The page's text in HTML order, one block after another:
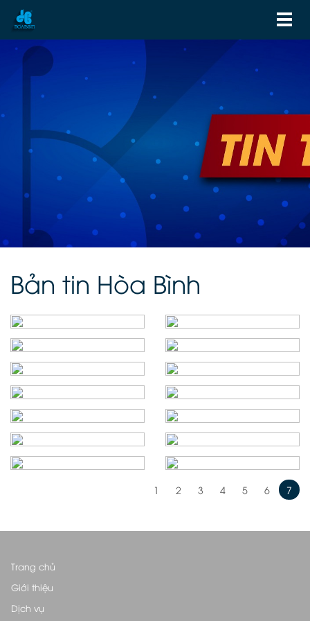
Bản tin Hòa Bình
1 2 3 4 5 6 7
Trang chủ
Giới thiệu
Dịch vụ